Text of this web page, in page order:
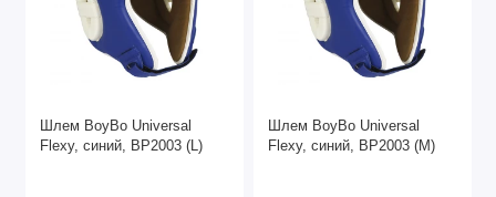
Шлем BoyBo Universal
Flexy, синий, BP2003 (L)
Шлем BoyBo Universal
Flexy, синий, BP2003 (M)